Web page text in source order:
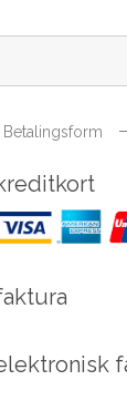
Betalingsform